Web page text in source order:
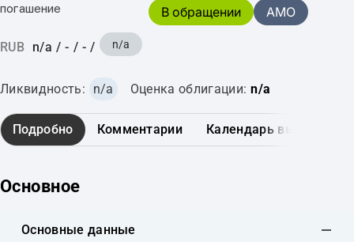
погашение
В обращении
AMO
RUB n/a / - / - / n/a
Ликвидность: n/a Оценка облигации: n/a
Подробно Комментарии Календарь выплат
Основное
Основные данные